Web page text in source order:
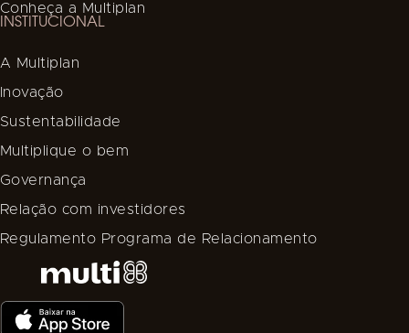
Conheça a Multiplan
INSTITUCIONAL
A Multiplan
Inovação
Sustentabilidade
Multiplique o bem
Governança
Relação com investidores
Regulamento Programa de Relacionamento